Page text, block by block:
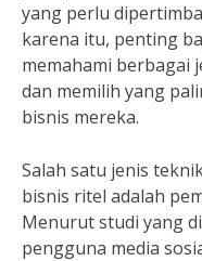
yang perlu
karena itu, penting
memahami berbagai
dan memilih yang
bisnis mereka.
Salah satu jenis
bisnis ritel adalah
Menurut studi yang
pengguna media